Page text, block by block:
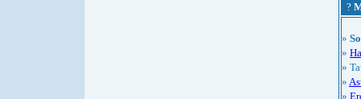
?
»
»
»
»
»